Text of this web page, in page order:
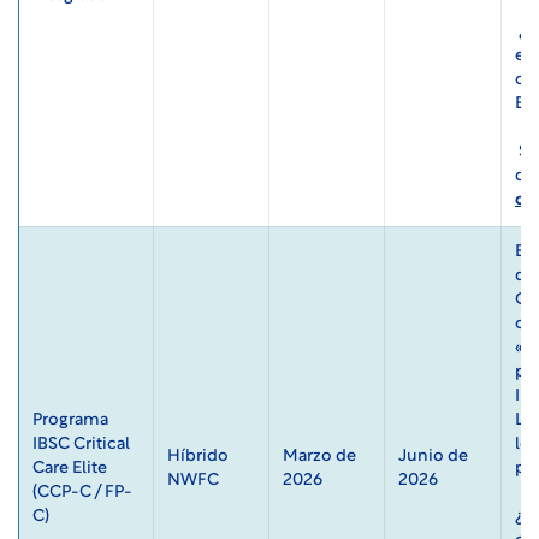
Programa
IBSC Critical
Care Elite
(CCP-C / FP-
C)
Híbrido
NWFC
Marzo de
2026
Junio de
2026
El
de
lo